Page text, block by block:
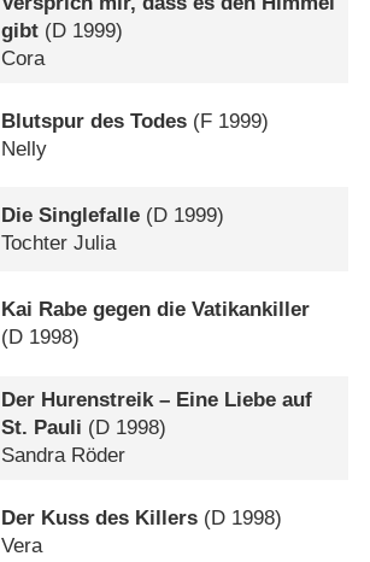
gibt (D 1999)
Cora
Blutspur des Todes (F 1999)
Nelly
Die Singlefalle (D 1999)
Tochter Julia
Kai Rabe gegen die Vatikankiller
(D 1998)
Der Hurenstreik – Eine Liebe auf
St. Pauli (D 1998)
Sandra Röder
Der Kuss des Killers (D 1998)
Vera